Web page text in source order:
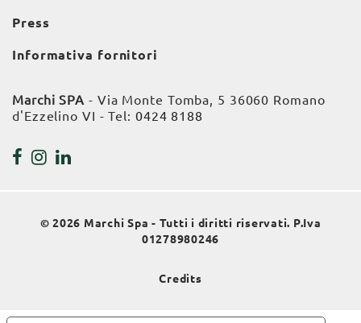
Press
Informativa fornitori
Marchi SPA - Via Monte Tomba, 5 36060 Romano
d'Ezzelino VI - Tel: 0424 8188
© 2026 Marchi Spa - Tutti i diritti riservati. P.Iva
01278980246
Credits